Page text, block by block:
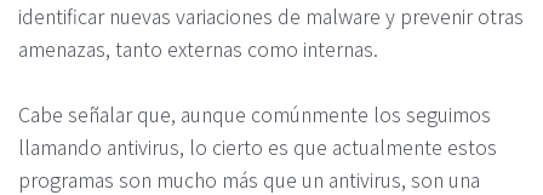
identificar nuevas variaciones de malware y prevenir otras
amenazas, tanto externas como internas.
Cabe señalar que, aunque comúnmente los seguimos
llamando antivirus, lo cierto es que actualmente estos
programas son mucho más que un antivirus, son una